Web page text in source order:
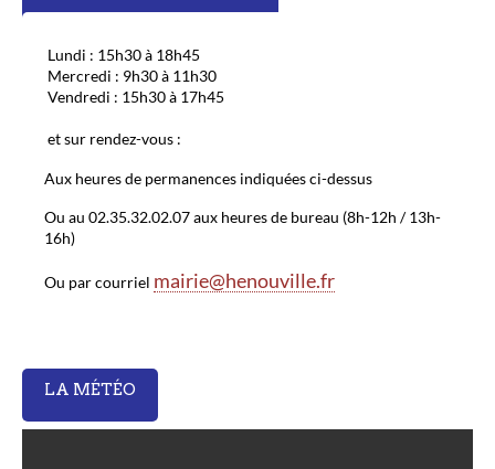
Lundi : 15h30 à 18h45
Mercredi : 9h30 à 11h30
Vendredi : 15h30 à 17h45
et sur rendez-vous :
Aux heures de permanences indiquées ci-dessus
Ou au 02.35.32.02.07 aux heures de bureau (8h-12h / 13h-
16h)
Ou par courriel mairie@henouville.fr
LA MÉTÉO